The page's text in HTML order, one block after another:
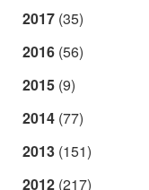
2017 (35)
2016 (56)
2015 (9)
2014 (77)
2013 (151)
2012 (217)